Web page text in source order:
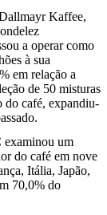
Kaffee,
a operar como
à sua
em relação a
de 50 misturas
do café, expandiu-
examinou um
do café em nove
Itália, Japão,
70,0% do